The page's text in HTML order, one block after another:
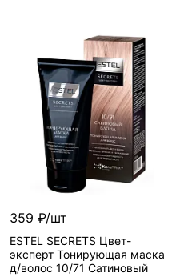
359 ₽/шт
ESTEL SECRETS Цвет-
эксперт Тонирующая маска
д/волос 10/71 Сатиновый